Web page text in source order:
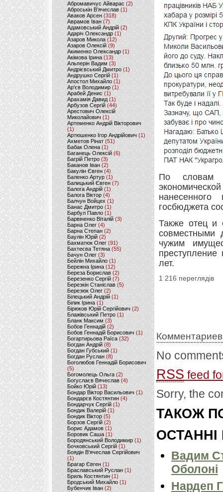
Абромавичус Айварас (2)
Аброськін В’ячеслав(1)
Аваков Арсен (318)
Аврамов Іван (7)
Адамовський Андрій(2)
Адаріч Олександр (1)
Азаров Микола (12)
Азаров Олексій (9)
Акименко Олександр(1)
Акімова Ірина(13)
Альперін Вадим (3)
Андрієвський Дмитро(1)
Андрушко Сергій(1)
Апостол Михайло(1)
Ар'єв Володимир (1)
Арабей Денис(1)
Арахамія Давид (1)
Арбузов Сергій (44)
Арестович Олексій
Миколайович(1)
Артеменко Андрій Вікторович
(1)
Артюшенко Ігор Андрійович(1)
Ахметов Рінат(51)
Бабак Олена(1)
Баганець Олексій(6)
Багрій Петро (3)
Баканов Іван(2)
Бакулін Євген (4)
Баленко Артур(1)
Балицький Євген(7)
Балога Андрій (1)
Балога Віктор (4)
Балчун Войцех (1)
Банас Дмитро (1)
Барбул Павло(1)
Барвіненко Віталій(3)
Барна Олег (4)
Барна Степан (2)
Баулін Юрій (2)
Бахматюк Олег (91)
Бахтеєва Тетяна(55)
Бачун Олег (3)
Бейлін Михайло (1)
Бережна Ірина(12)
Береза Борислав(2)
Березенко Сергій (7)
Березкін Станіслав (5)
Березюк Олег(2)
Білецький Андрій (1)
Білик Ірина (1)
Бірюков Юрій Сергійович (2)
Блажівський Петро (1)
Бланк Максим(3)
Бобов Геннадій (2)
Бобов Геннадій Борисович (1)
Богартирьова Раїса (32)
Богдан Андрій(8)
Богдан Губський (1)
Богдан Руслан(8)
Боголюбов Геннадій Борисович
(5)
Богомолець Ольга (2)
Богуслаєв Вячеслав (4)
Бойко Юрій (13)
Бондар Віктор Васильович (1)
Бондарєв Костянтин (4)
Бондарчук Сергій(1)
Бондик Валерій (1)
Бондик Віктор(5)
Борзов Сергiй (2)
Борис Адамов(1)
Боровик Саша (1)
Бородянський Володимир (1)
Бочковський Сергій (1)
Боядін В'ячеслав Сергійович
(1)
Брагар Євген (1)
Браславський Руслан (1)
Бриль Костянтин (1)
Бродський Михайло (1)
Бубенчик Іван(2)
По словам
госбюджета
Также отец и
совместными
чужим
лет.
1 216 переглядів
No
RSS feed
Sorry, the
ТАКОЖ
ОСТАННІ
Вадим
Оболоні
Нардеп